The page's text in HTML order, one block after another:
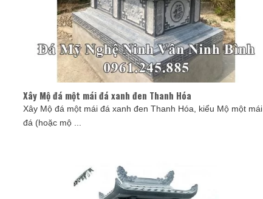
Xây Mộ đá một mái đá xanh đen Thanh Hóa
Xây Mộ đá một mái đá xanh đen Thanh Hóa, kiểu Mộ một mái
đá (hoặc mộ ...